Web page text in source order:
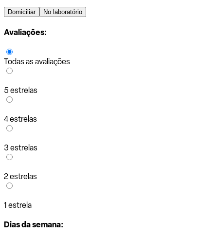
Domiciliar No laboratório
Avaliações:
Todas as avaliações
5 estrelas
4 estrelas
3 estrelas
2 estrelas
1 estrela
Dias da semana: